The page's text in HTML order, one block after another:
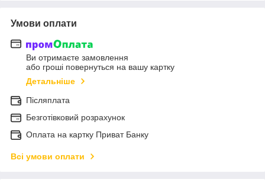
Умови оплати
Ви отримаєте замовлення
або гроші повернуться на вашу картку
Детальніше
Післяплата
Безготівковий розрахунок
Оплата на картку Приват Банку
Всі умови оплати